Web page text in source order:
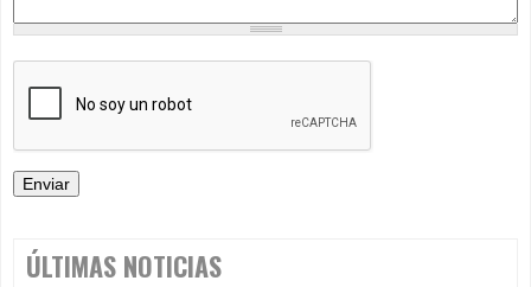
ÚLTIMAS NOTICIAS